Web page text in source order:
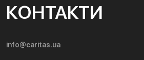
КОНТАКТИ
info@caritas.ua